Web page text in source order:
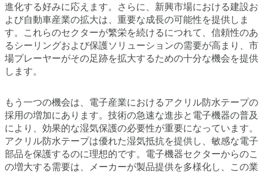
進化する好みに応えます。さらに、新興市場における建設お
よび自動車産業の拡大は、重要な成長の可能性を提供しま
す。これらのセクターが繁栄を続けるにつれて、信頼性のあ
るシーリングおよび保護ソリューションの需要が高まり、市
場プレーヤーがその足跡を拡大するための十分な機会を提供
します。
もう一つの機会は、電子産業におけるアクリル防水テープの
採用の増加にあります。技術の急速な進歩と電子機器の普及
により、効果的な湿気保護の必要性が重要になっています。
アクリル防水テープは優れた湿気抵抗を提供し、敏感な電子
部品を保護するのに理想的です。電子機器セクターからのこ
の増大する需要は、メーカーが製品提供を多様化し、この業